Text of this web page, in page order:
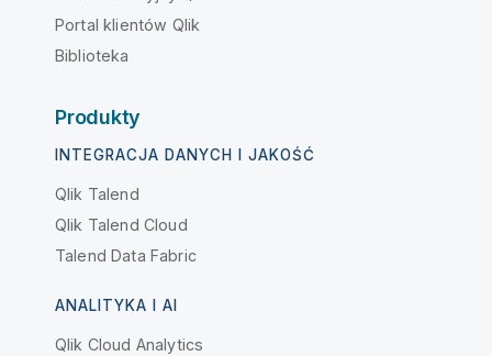
Portal klientów Qlik
Biblioteka
Produkty
INTEGRACJA DANYCH I JAKOŚĆ
Qlik Talend
Qlik Talend Cloud
Talend Data Fabric
ANALITYKA I AI
Qlik Cloud Analytics